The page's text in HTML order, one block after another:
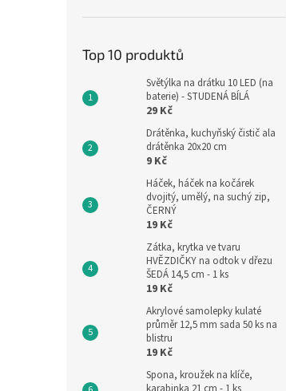
Top 10 produktů
Světýlka na drátku 10 LED (na
baterie) - STUDENÁ BÍLÁ
29 Kč
Drátěnka, kuchyňský čistič ala
drátěnka 20x20 cm
9 Kč
Háček, háček na kočárek
dvojitý, umělý, na suchý zip,
ČERNÝ
19 Kč
Zátka, krytka ve tvaru
HVĚZDIČKY na odtok v dřezu
ŠEDÁ 14,5 cm - 1 ks
19 Kč
Akrylové samolepky kulaté
průměr 12,5 mm sada 50 ks na
blistru
19 Kč
Spona, kroužek na klíče,